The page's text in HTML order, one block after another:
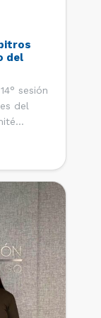
del
sesión
del
con la